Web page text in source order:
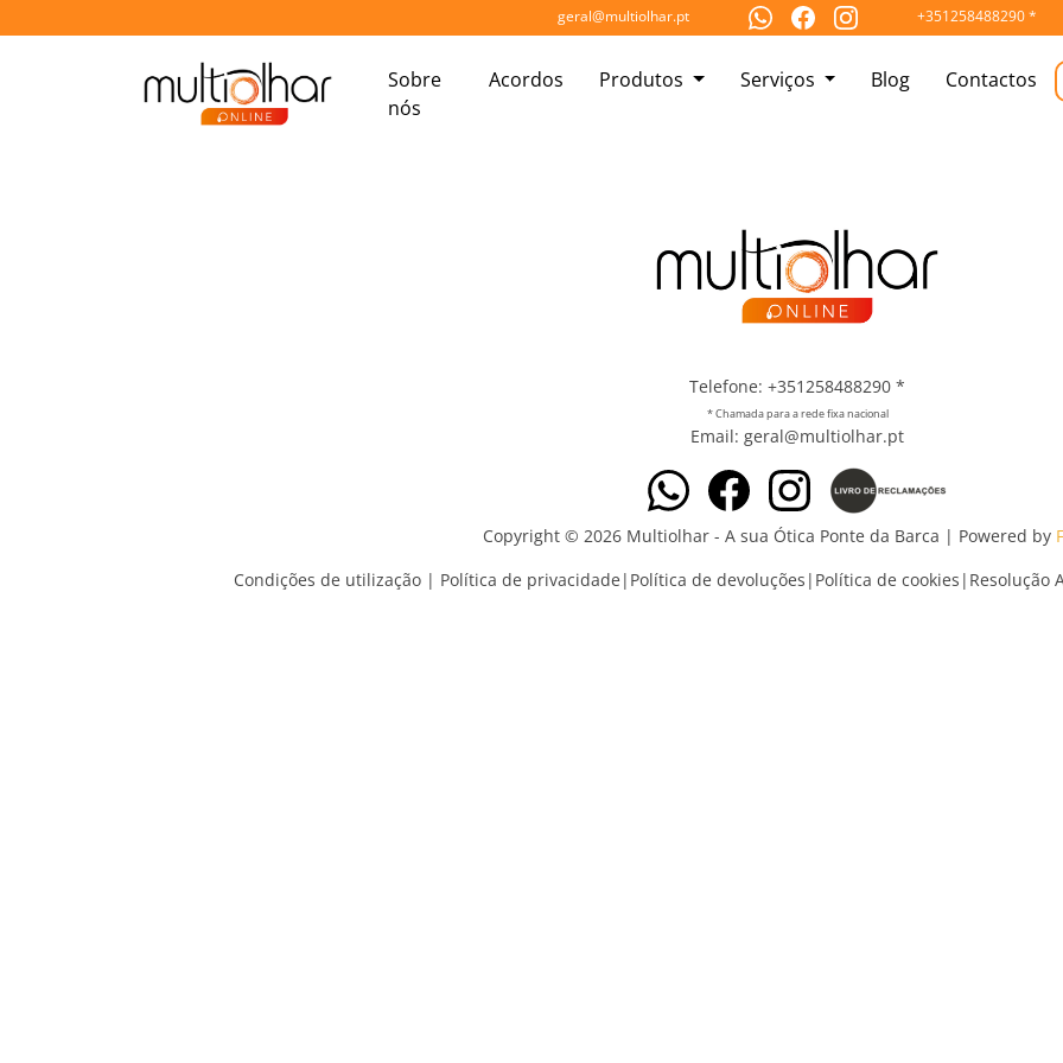
geral@multiolhar.pt +351258488290*
Sobre
nós
Acordos Produtos Serviços Blog Contactos
Telefone: +351258488290 *
* Chamada para a rede fixa nacional
Email: geral@multiolhar.pt
Copyright © 2026 Multiolhar - A sua Ótica Ponte da Barca | Powered by
Condições de utilização| Política de privacidade | Política de devoluções | Política de cookies | Resolução